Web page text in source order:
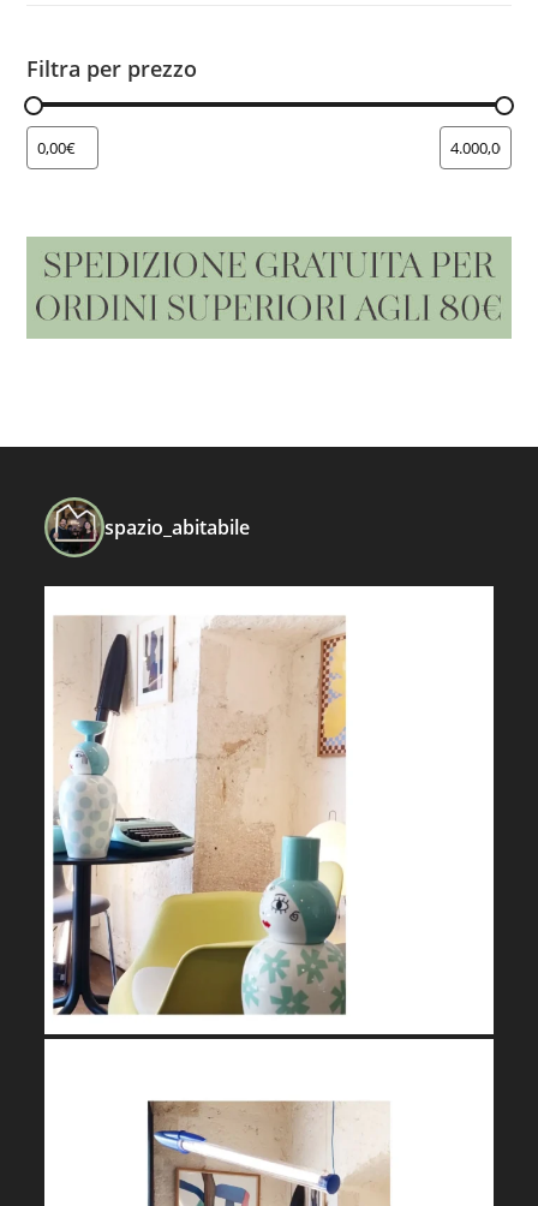
Filtra per prezzo
spazio_abitabile